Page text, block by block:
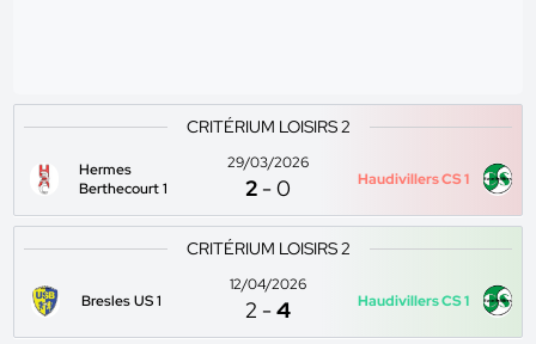
CRITÉRIUM LOISIRS 2
Hermes
Berthecourt 1
29/03/2026
2 -0 Haudivillers CS 1
CRITÉRIUM LOISIRS 2
Bresles US 1
12/04/2026
2 -4 Haudivillers CS 1